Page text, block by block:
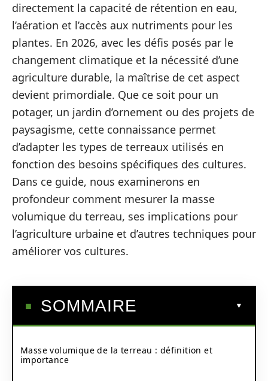
directement la capacité de rétention en eau,
l’aération et l’accès aux nutriments pour les
plantes. En 2026, avec les défis posés par le
changement climatique et la nécessité d’une
agriculture durable, la maîtrise de cet aspect
devient primordiale. Que ce soit pour un
potager, un jardin d’ornement ou des projets de
paysagisme, cette connaissance permet
d’adapter les types de terreaux utilisés en
fonction des besoins spécifiques des cultures.
Dans ce guide, nous examinerons en
profondeur comment mesurer la masse
volumique du terreau, ses implications pour
l’agriculture urbaine et d’autres techniques pour
améliorer vos cultures.
SOMMAIRE
Masse volumique de la terreau : définition et
importance